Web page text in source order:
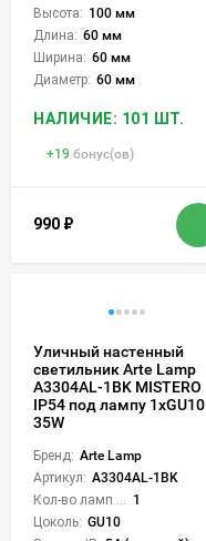
Высота: 100 мм
Длина: 60 мм
Ширина: 60 мм
Диаметр: 60 мм
НАЛИЧИЕ: 101 ШТ.
+19 бонус(ов)
990 ₽
Уличный настенный
светильник Arte Lamp
A3304AL-1BK MISTERO
IP54 под лампу 1xGU10
35W
Бренд: Arte Lamp
Артикул: A3304AL-1BK
1
Цоколь: GU10